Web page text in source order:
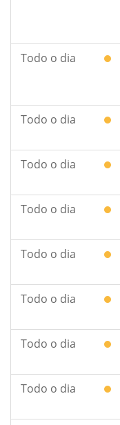
Todo o dia
Todo o dia
Todo o dia
Todo o dia
Todo o dia
Todo o dia
Todo o dia
Todo o dia